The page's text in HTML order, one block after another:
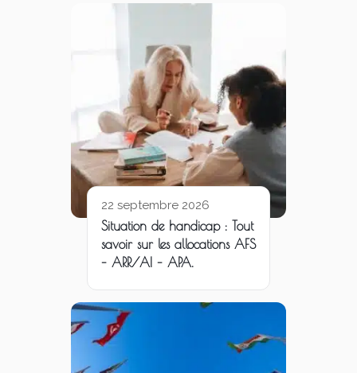
22 septembre 2026
Situation de handicap : Tout
savoir sur les allocations AFS
– ARR/AI – APA.